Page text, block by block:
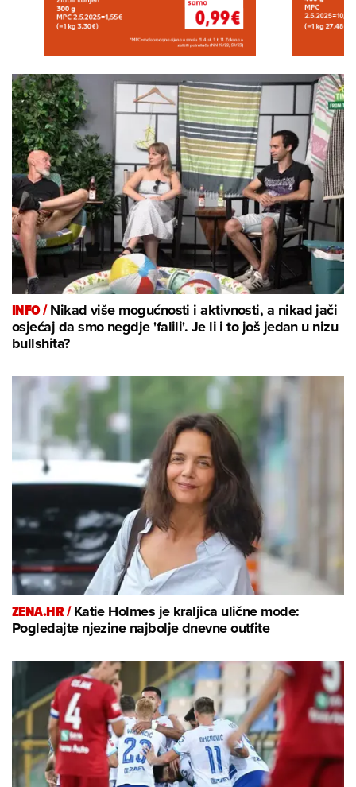
INFO /Nikad više mogućnosti i aktivnosti, a nikad jači
osjećaj da smo negdje 'falili'. Je li i to još jedan u nizu
bullshita?
ZENA.HR /Katie Holmes je kraljica ulične mode:
Pogledajte njezine najbolje dnevne outfite